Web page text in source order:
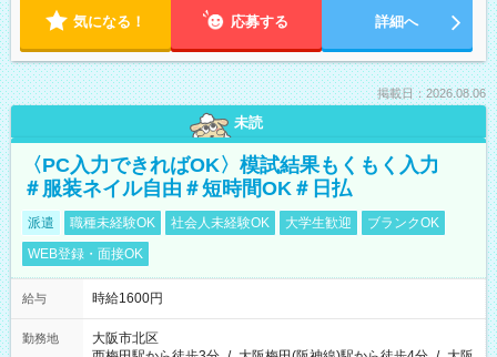
気になる！ 応募する 詳細へ
掲載日：2026.08.06
未読
〈PC入力できればOK〉模試結果もくもく入力
＃服装ネイル自由＃短時間OK＃日払
派遣 職種未経験OK 社会人未経験OK 大学生歓迎
ブランクOK
WEB登録・面接OK
給与 時給1600円
勤務地
大阪市北区